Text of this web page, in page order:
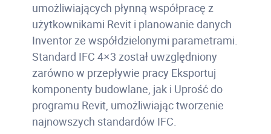
umożliwiających płynną współpracę z
użytkownikami Revit i planowanie danych
Inventor ze współdzielonymi parametrami.
Standard IFC 4×3 został uwzględniony
zarówno w przepływie pracy Eksportuj
komponenty budowlane, jak i Uprość do
programu Revit, umożliwiając tworzenie
najnowszych standardów IFC.